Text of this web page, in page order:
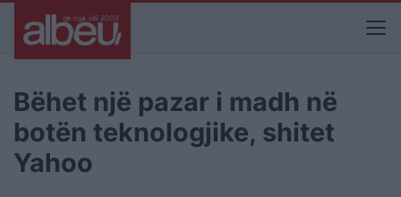
Bëhet një pazar i madh në
botën teknologjike, shitet
Yahoo